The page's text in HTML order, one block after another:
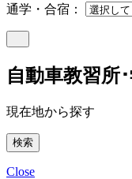
通学・合宿：
自動車教習所
現在地から探す
Close